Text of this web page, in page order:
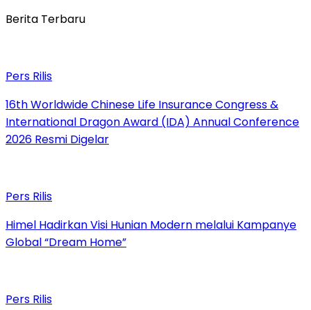
Berita Terbaru
Pers Rilis
16th Worldwide Chinese Life Insurance Congress &
International Dragon Award (IDA) Annual Conference
2026 Resmi Digelar
Pers Rilis
Himel Hadirkan Visi Hunian Modern melalui Kampanye
Global “Dream Home”
Pers Rilis